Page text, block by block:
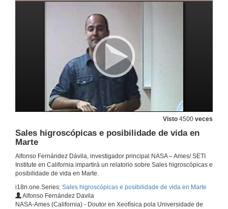
Visto 4500 veces
Sales higroscópicas e posibilidade de vida en
Marte
Alfonso Fernández Dávila, investigador principal NASA – Ames/ SETI
Institute en California impartirá un relatorio sobre Sales higroscópicas e
posibilidade de vida en Marte.
i18n.one.Series: Sales higroscópicas e posibilidade de vida en Marte
Alfonso Fernández Davila
NASA-Ames (California) - Doutor en Xeofísica pola Universidade de